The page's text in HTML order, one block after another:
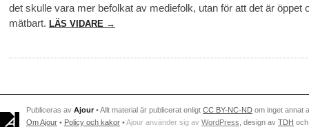
det skulle vara mer befolkat av mediefolk, utan för att det är öppet
mätbart. LÄS VIDARE →
Publiceras av Ajour • Allt material är publicerat enligt CC BY-NC-ND om inget annat
Om Ajour • Policy och kakor •Ajour använder sig av WordPress , design av TDH